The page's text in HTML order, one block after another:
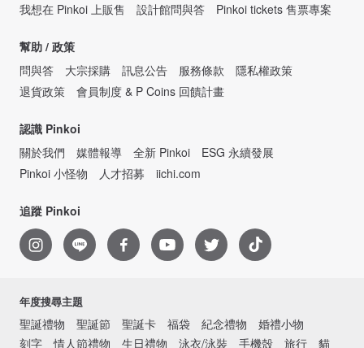
我想在 Pinkoi 上販售
設計館問與答 Pinkoi tickets 售票專案
幫助 / 政策
問與答
大宗採購 訊息公告 服務條款
隱私權政策
退貨政策
會員制度 & P Coins 回饋計畫
認識 Pinkoi
關於我們
媒體報導 全新 Pinkoi
ESG 永續發展
Pinkoi 小怪物
人才招募 iichi.com
追蹤 Pinkoi
年度搜尋主題
聖誕禮物 聖誕節 聖誕卡 福袋 紀念禮物
婚禮小物
刻字
情人節禮物 生日禮物 泳衣/泳裝 手機殼 旅行 貓